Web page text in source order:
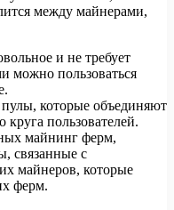
между майнерами,
и не требует
можно пользоваться
которые объединяют
круга пользователей.
майнинг ферм,
связанные с
майнеров, которые
ферм.